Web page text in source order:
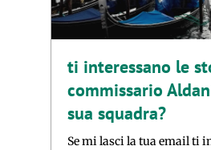
ti interessano le
commissario
sua squadra?
Se mi lasci la tua email ti